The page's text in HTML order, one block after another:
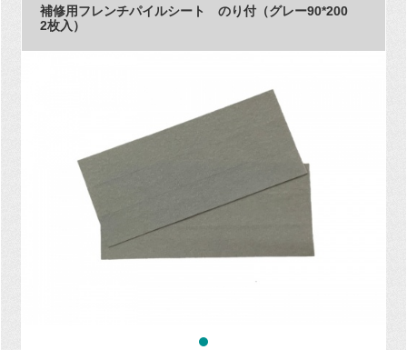
補修用フレンチパイルシート のり付（グレー90*200
2枚入）